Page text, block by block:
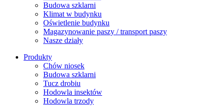
Budowa szklarni
Klimat w budynku
Oświetlenie budynku
Magazynowanie paszy / transport paszy
Nasze działy
Produkty
Chów niosek
Budowa szklarni
Tucz drobiu
Hodowla insektów
Hodowla trzody